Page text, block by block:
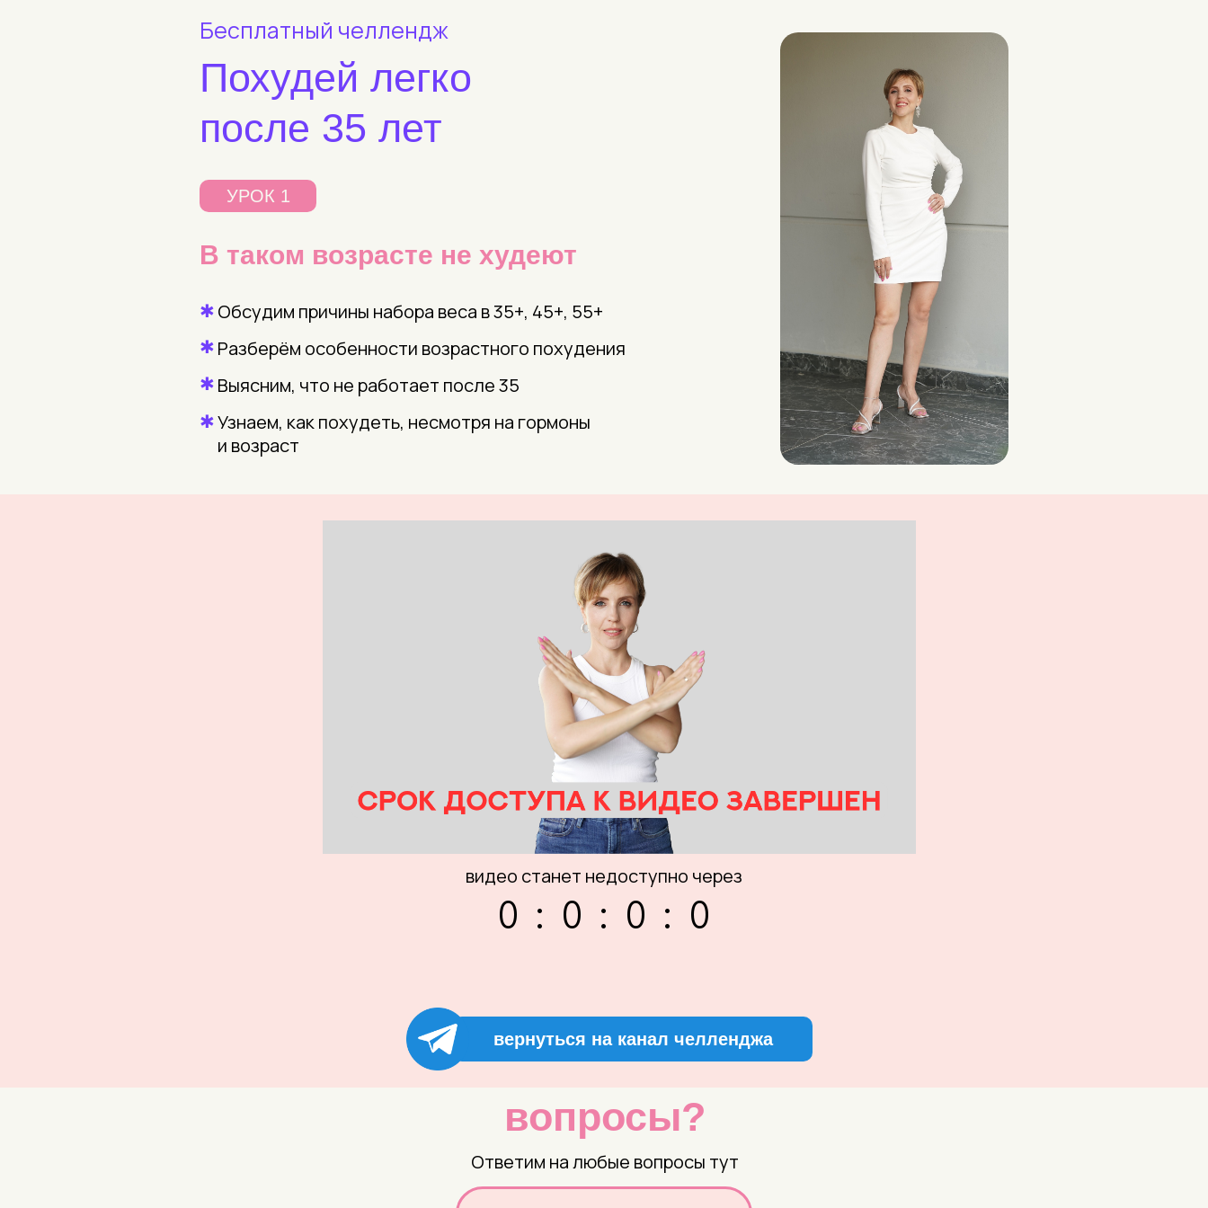
Бесплатный челлендж
УРОК 1
В таком возрасте не худеют
Узнаем, как похудеть, несмотря на гормоны
и возраст
Выясним, что не работает после 35
Обсудим причины набора веса в 35+, 45+, 55+
✱
✱
✱
Разберём особенности возрастного похудения
✱
Похудей легко
после 35 лет
0 : 0 : 0 : 0
видео станет недоступно через
вернуться на канал челленджа
вопросы?
Ответим на любые вопросы тут